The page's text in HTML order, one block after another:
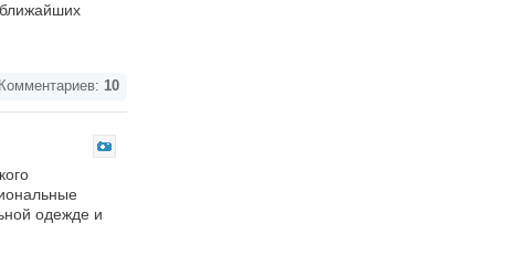
Комментариев: 10
одежде и